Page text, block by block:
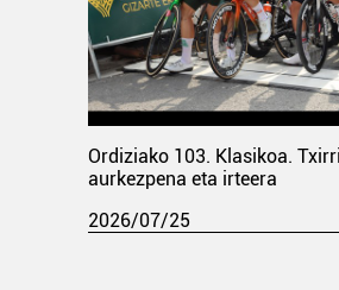
Ordiziako 103. Klasikoa.
aurkezpena eta irteera
2026/07/25